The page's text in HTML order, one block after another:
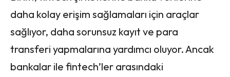
daha kolay erişim sağlamaları için araçlar
sağlıyor, daha sorunsuz kayıt ve para
transferi yapmalarına yardımcı oluyor. Ancak
bankalar ile fintech’ler arasındaki